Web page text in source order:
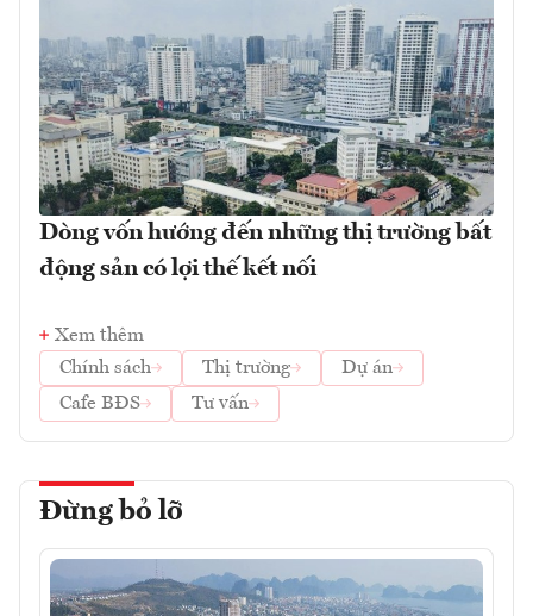
Dòng vốn hướng đến những thị trường bất
động sản có lợi thế kết nối
Xem thêm
Chính sách
Thị trường
Dự án
Cafe BĐS
Tư vấn
Đừng bỏ lỡ